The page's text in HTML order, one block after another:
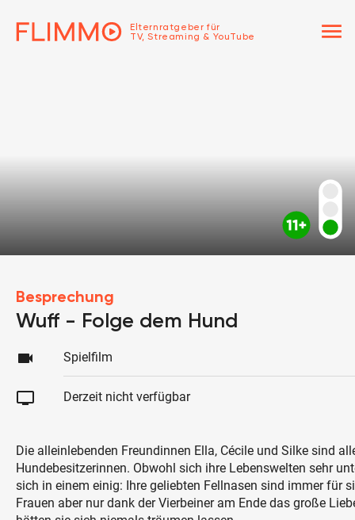
Elternratgeber für
TV, Streaming & YouTube
menu
Besprechung
Wuff - Folge dem Hund
videocam Spielfilm
tv Derzeit nicht verfügbar
Die alleinlebenden Freundinnen Ella, Cécile und Silke sind
Hundebesitzerinnen. Obwohl sich ihre Lebenswelten sehr
sich in einem einig: Ihre geliebten Fellnasen sind immer für
Frauen aber nur dank der Vierbeiner am Ende das große